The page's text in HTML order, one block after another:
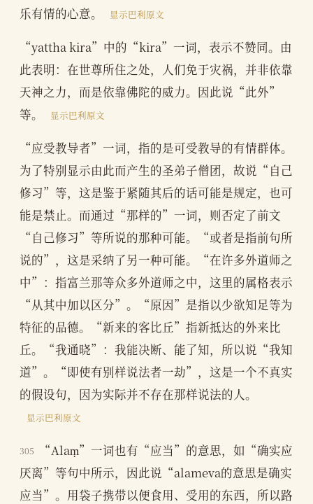
乐有情的心意。
显示巴利原文
“yattha kira”中的“kira”一词，表示不赞同。由
此表明：在世尊所住之处，人们免于灾祸，并非依靠
天神之力，而是依靠佛陀的威力。因此说“此外”
等。
显示巴利原文
“应受教导者”一词，指的是可受教导的有情群体。
为了特别显示由此而产生的圣弟子僧团，故说“自己
修习”等，这是鉴于紧随其后的话可能是规定，也可
能是禁止。而通过“那样的”一词，则否定了前文
“自己修习”等所说的那种可能。“或者是指前句所
说的”，这是采纳了另一种可能。“在许多外道师之
中”：指富兰那等众多外道师之中，这里的属格表示
“从其中加以区分”。“原因”是指以少欲知足等为
特征的品德。“新来的客比丘”指新抵达的外来比
丘。“我通晓”：我能决断、能了知，所以说“我知
道”。“即使有别样说法者一劫”，这是一个不真实
的假设句，因为实际并不存在那样说法的人。
显示巴利原文
305
“Alaṃ”一词也有“应当”的意思，如“确实应
厌离”等句中所示，因此说“alameva的意思是确实
应当”。用袋子携带以便食用、受用的东西，所以路